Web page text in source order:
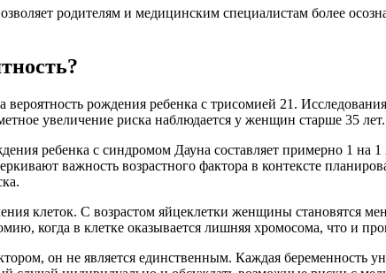
родителям и медицинским специалистам более
рождения ребенка с трисомией 21.
увеличение риска наблюдается у женщин старше 35 лет.
ребенка с синдромом Дауна составляет примерно 1 на
важность возрастного фактора в контексте
клеток. С возрастом яйцеклетки женщины становятся
когда в клетке оказывается лишняя хромосома, что и
он не является единственным. Каждая